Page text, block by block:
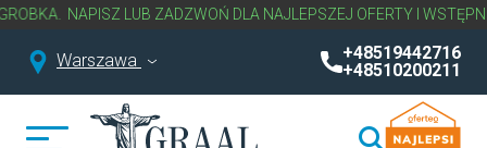
NAPISZ LUB ZADZWOŃ DLA NAJLEPSZEJ OFERTY I
Warszawa
+48519442716
+48510200211